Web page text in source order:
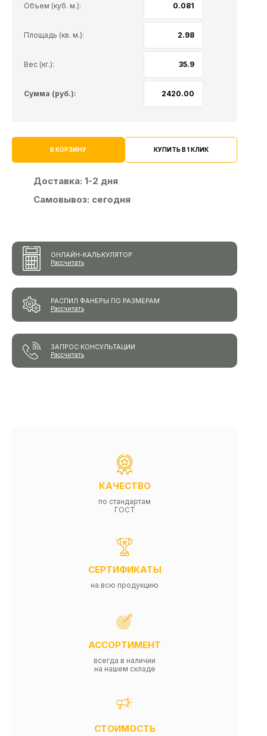
Объем (куб. м.):
Площадь (кв. м.):
Вес (кг.):
Сумма (руб.):
В КОРЗИНУ КУПИТЬ В 1 КЛИК
Доставка: 1-2 дня
Самовывоз: сегодня
ОНЛАЙН-КАЛЬКУЛЯТОР
Рассчитать
РАСПИЛ ФАНЕРЫ ПО РАЗМЕРАМ
Рассчитать
ЗАПРОС КОНСУЛЬТАЦИИ
Рассчитать
КАЧЕСТВО
по стандартам
ГОСТ
СЕРТИФИКАТЫ
на всю продукцию
АССОРТИМЕНТ
всегда в наличии
на нашем складе
СТОИМОСТЬ